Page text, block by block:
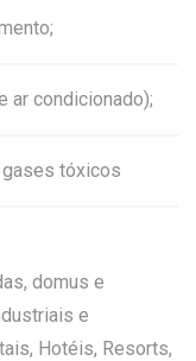
ar condicionado);
tóxicos
domus e
e
Hotéis, Resorts,